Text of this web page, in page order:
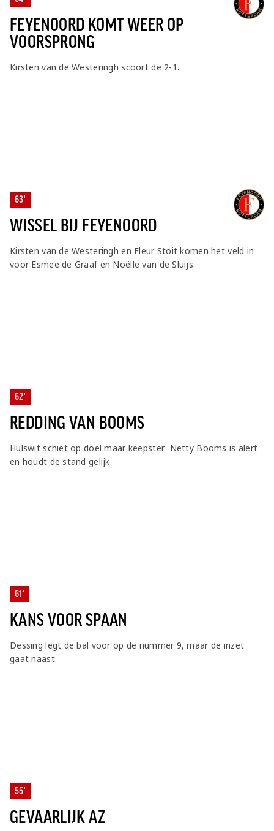
FEYENOORD KOMT WEER OP
VOORSPRONG
Kirsten van de Westeringh scoort de 2-1.
63'
WISSEL BIJ FEYENOORD
Kirsten van de Westeringh en Fleur Stoit komen het veld in
voor Esmee de Graaf en Noëlle van de Sluijs.
62'
REDDING VAN BOOMS
Hulswit schiet op doel maar keepster Netty Booms is alert
en houdt de stand gelijk.
61'
KANS VOOR SPAAN
Dessing legt de bal voor op de nummer 9, maar de inzet
gaat naast.
55'
GEVAARLIJK AZ